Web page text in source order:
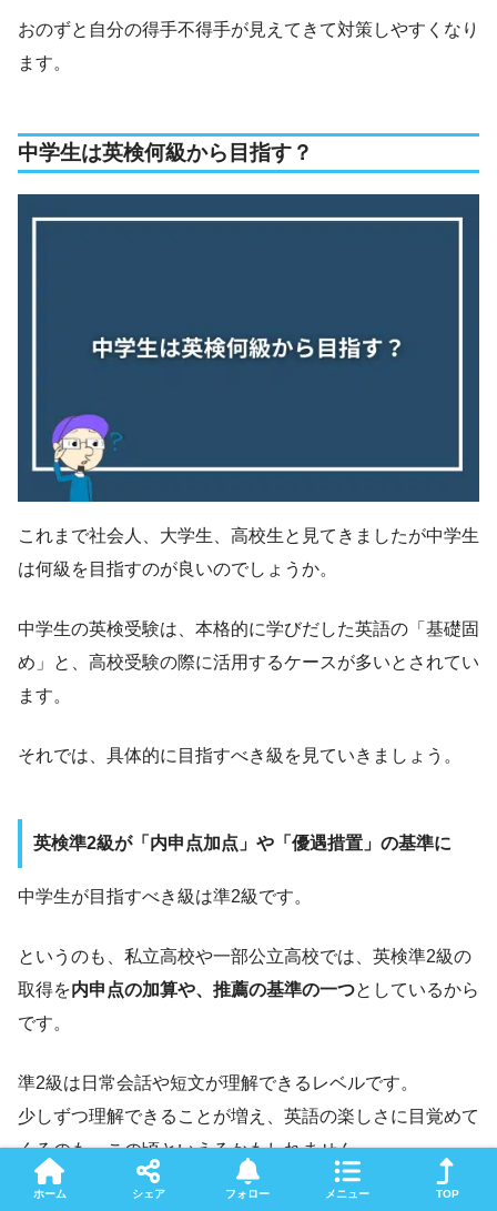
おのずと自分の得手不得手が見えてきて対策しやすくなり
ます。
中学生は英検何級から目指す？
これまで社会人、大学生、高校生と見てきましたが中学生
は何級を目指すのが良いのでしょうか。
中学生の英検受験は、本格的に学びだした英語の「基礎固
め」と、高校受験の際に活用するケースが多いとされてい
ます。
それでは、具体的に目指すべき級を見ていきましょう。
英検準2級が「内申点加点」や「優遇措置」の基準に
中学生が目指すべき級は準2級です。
というのも、私立高校や一部公立高校では、英検準2級の
取得を内申点の加算や、推薦の基準の一つとしているから
です。
準2級は日常会話や短文が理解できるレベルです。
少しずつ理解できることが増え、英語の楽しさに目覚めて
くるのも、この頃といえるかもしれません。
ホーム シェア フォロー メニュー TOP